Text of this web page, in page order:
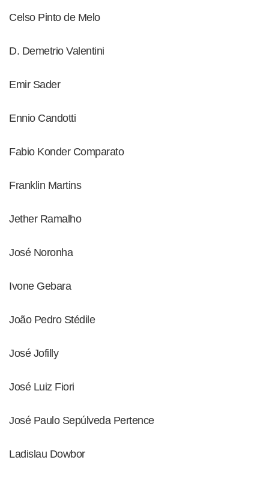
Celso Pinto de Melo
D. Demetrio Valentini
Emir Sader
Ennio Candotti
Fabio Konder Comparato
Franklin Martins
Jether Ramalho
José Noronha
Ivone Gebara
João Pedro Stédile
José Jofilly
José Luiz Fiori
José Paulo Sepúlveda Pertence
Ladislau Dowbor